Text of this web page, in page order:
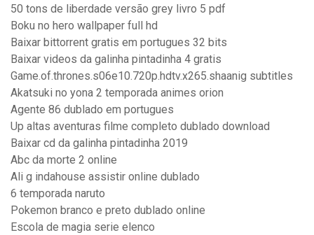
50 tons de liberdade versão grey livro 5 pdf
Boku no hero wallpaper full hd
Baixar bittorrent gratis em portugues 32 bits
Baixar videos da galinha pintadinha 4 gratis
Game.of.thrones.s06e10.720p.hdtv.x265.shaanig subtitles
Akatsuki no yona 2 temporada animes orion
Agente 86 dublado em portugues
Up altas aventuras filme completo dublado download
Baixar cd da galinha pintadinha 2019
Abc da morte 2 online
Ali g indahouse assistir online dublado
6 temporada naruto
Pokemon branco e preto dublado online
Escola de magia serie elenco